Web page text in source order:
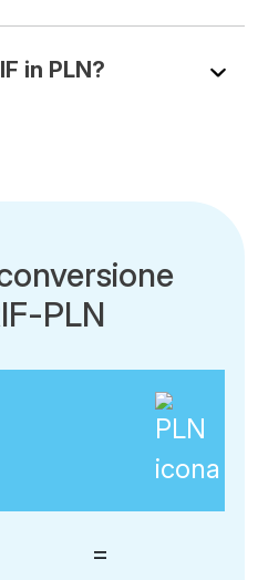
in PLN?
PLN
=